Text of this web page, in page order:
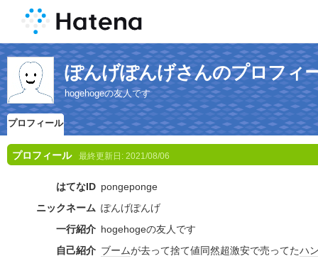
ぽんげぽんげさんのプロフィ
hogehogeの友人です
プロフィール
プロフィール 最終更新日: 2021/08/06
はてなID pongeponge
ニックネーム ぽんげぽんげ
一行紹介 hogehogeの友人です
自己紹介 ブームが去って捨て値同然超激安で売ってたハ